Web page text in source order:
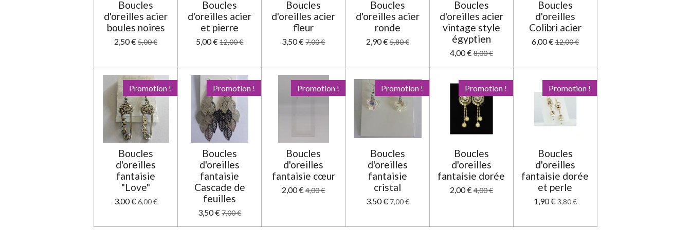
Boucles
d'oreilles acier
boules noires
2,50 € 5,00 €
Boucles
d'oreilles acier
et pierre
5,00 € 12,00 €
Boucles
d'oreilles acier
fleur
3,50 € 7,00 €
Boucles
d'oreilles acier
ronde
2,90 € 5,80 €
Boucles
d'oreilles acier
vintage style
égyptien
4,00 € 8,00 €
Boucles
d'oreilles
Colibri acier
6,00 € 12,00 €
Promotion !
Boucles
d'oreilles
fantaisie
"Love"
3,00 €6,00 €
Promotion !
Boucles
d'oreilles
fantaisie
Cascade de
feuilles
3,50 €7,00 €
Promotion !
Boucles
d'oreilles
fantaisie cœur
2,00 € 4,00 €
Promotion !
Boucles
d'oreilles
fantaisie
cristal
3,50 €7,00 €
Promotion !
Boucles
d'oreilles
fantaisie dorée
2,00 €4,00 €
Promotion !
Boucles
d'oreilles
fantaisie dorée
et perle
1,90 €3,80 €